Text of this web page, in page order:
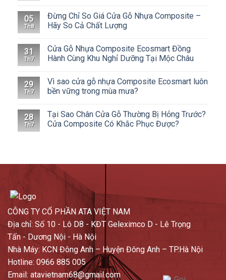
05
Th8
Đừng Chỉ So Giá Cửa Gỗ Nhựa Composite –
Hãy So Cả Chất Lượng
31
Th7
Cửa Gỗ Nhựa Composite Ecosmart Đồng
Hành Cùng Khu Nghỉ Dưỡng Tại Mộc Châu
29
Th7
Vì sao cửa gỗ nhựa Composite Ecosmart luôn
bền vững trong mùa mưa?
28
Th7
Tại Sao Chân Cửa Gỗ Thường Bị Hỏng Trước?
Cửa Composite Có Khắc Phục Được?
CÔNG TY CỔ PHẦN ATA VIỆT NAM
Địa chỉ: Số 10 - Lô D8 - KĐT Geleximco D - Lê Trọng
Tấn - Dương Nội - Hà Nội
Nhà Máy: KCN Đông Anh – Huyện Đông Anh – TP.Hà Nội
Hotline: 0966 885 005
Email: atavietnam68@gmail.com